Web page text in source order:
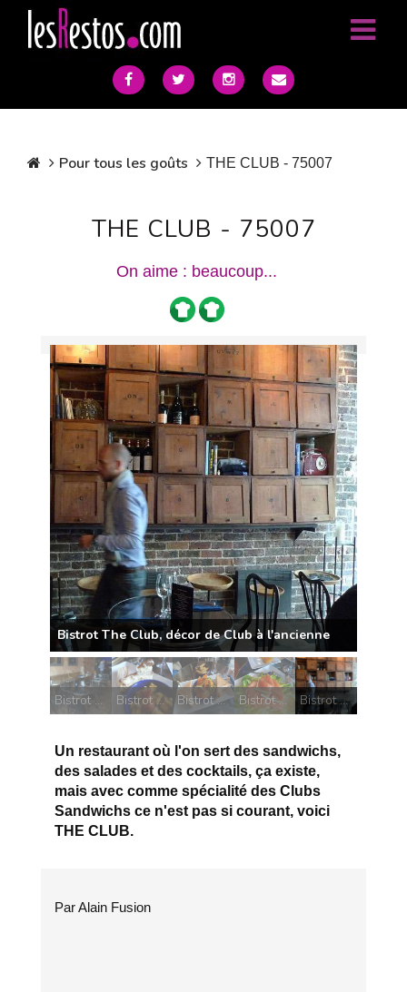
Pour tous les goûts THE CLUB - 75007
THE CLUB - 75007
On aime : beaucoup...
Bistrot The Club, décor de Club à l'ancienne
Bistrot The Club, salade saumon fumé
Bistrot The Club, Club sandwich classique
Bistrot The Club, Cheese cake et salade de fruits
Bistrot The Club, la salle
Un restaurant où l'on sert des sandwichs,
des salades et des cocktails, ça existe,
mais avec comme spécialité des Clubs
Sandwichs ce n'est pas si courant, voici
THE CLUB.
Par Alain Fusion